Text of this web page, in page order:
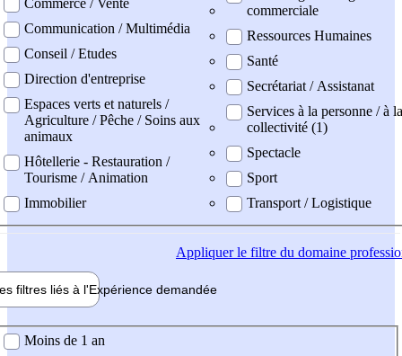
Communication / Multimédia
Conseil / Etudes
Direction d'entreprise
Espaces verts et naturels /
Agriculture / Pêche / Soins aux
animaux
Hôtellerie - Restauration /
Tourisme / Animation
Immobilier
commerciale
Ressources Humaines
Santé
Secrétariat / Assistanat
Services à la personne / à la
collectivité (1)
Spectacle
Sport
Transport / Logistique
Appliquerle filtre du domaine
filtres liés à l'Expérience demandée
demandée
Moins de 1 an